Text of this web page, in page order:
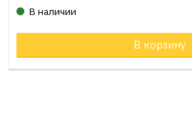
В наличии
В корзину